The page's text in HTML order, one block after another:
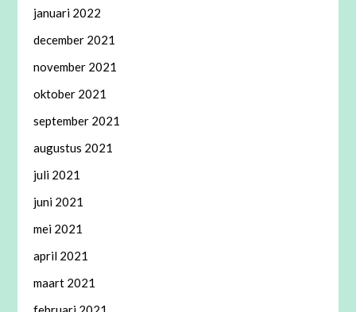
januari 2022
december 2021
november 2021
oktober 2021
september 2021
augustus 2021
juli 2021
juni 2021
mei 2021
april 2021
maart 2021